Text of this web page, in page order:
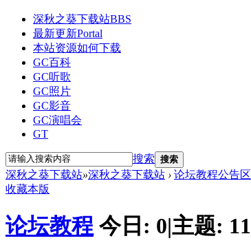
深秋之葵下载站BBS
最新更新Portal
本站资源如何下载
GC百科
GC听歌
GC照片
GC影音
GC演唱会
GT
搜索 搜索
深秋之葵下载站»深秋之葵下载站 › 论坛教程公告区
收藏本版
论坛教程 今日: 0|主题: 11